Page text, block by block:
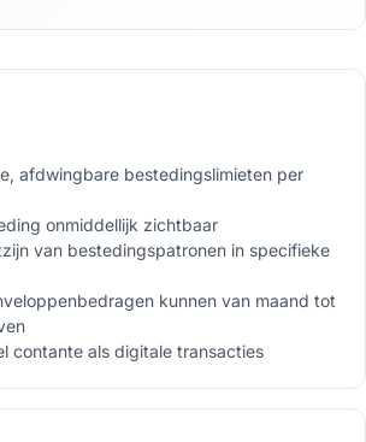
afdwingbare bestedingslimieten per
onmiddellijk zichtbaar
van bestedingspatronen in specifieke
kunnen van maand tot
contante als digitale transacties